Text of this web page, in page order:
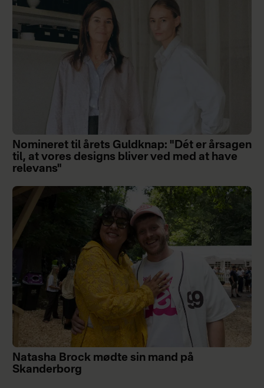
Nomineret til årets Guldknap: "Dét er årsagen
til, at vores designs bliver ved med at have
relevans"
Natasha Brock mødte sin mand på
Skanderborg